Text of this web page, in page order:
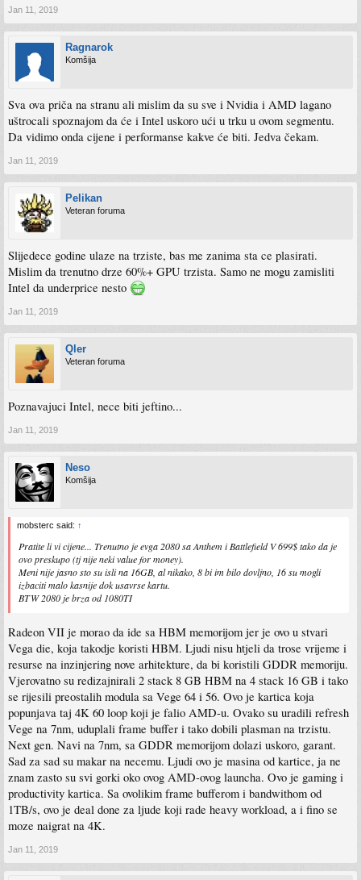
Jan 11, 2019
Ragnarok
Komšija
Sva ova priča na stranu ali mislim da su sve i Nvidia i AMD lagano
uštrocali spoznajom da će i Intel uskoro ući u trku u ovom segmentu.
Da vidimo onda cijene i performanse kakve će biti. Jedva čekam.
Jan 11, 2019
Pelikan
Veteran foruma
Slijedece godine ulaze na trziste, bas me zanima sta ce plasirati.
Mislim da trenutno drze 60%+ GPU trzista. Samo ne mogu zamisliti
Intel da underprice nesto
Jan 11, 2019
Qler
Veteran foruma
Poznavajuci Intel, nece biti jeftino...
Jan 11, 2019
Neso
Komšija
mobsterc said: ↑
Pratite li vi cijene... Trenutno je evga 2080 sa Anthem i Battlefield V 699$ tako da je
ovo preskupo (tj nije neki value for money).
Meni nije jasno sto su isli na 16GB, al nikako, 8 bi im bilo dovljno, 16 su mogli
izbaciti malo kasnije dok usavrse kartu.
BTW 2080 je brza od 1080TI
Radeon VII je morao da ide sa HBM memorijom jer je ovo u stvari
Vega die, koja takodje koristi HBM. Ljudi nisu htjeli da trose vrijeme i
resurse na inzinjering nove arhitekture, da bi koristili GDDR memoriju.
Vjerovatno su redizajnirali 2 stack 8 GB HBM na 4 stack 16 GB i tako
se rijesili preostalih modula sa Vege 64 i 56. Ovo je kartica koja
popunjava taj 4K 60 loop koji je falio AMD-u. Ovako su uradili refresh
Vege na 7nm, uduplali frame buffer i tako dobili plasman na trzistu.
Next gen. Navi na 7nm, sa GDDR memorijom dolazi uskoro, garant.
Sad za sad su makar na necemu. Ljudi ovo je masina od kartice, ja ne
znam zasto su svi gorki oko ovog AMD-ovog launcha. Ovo je gaming i
productivity kartica. Sa ovolikim frame bufferom i bandwithom od
1TB/s, ovo je deal done za ljude koji rade heavy workload, a i fino se
moze naigrat na 4K.
Jan 11, 2019